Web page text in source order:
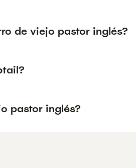
de viejo pastor inglés?
pastor inglés?